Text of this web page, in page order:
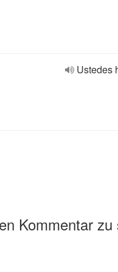
Ustedes
Kommentar zu